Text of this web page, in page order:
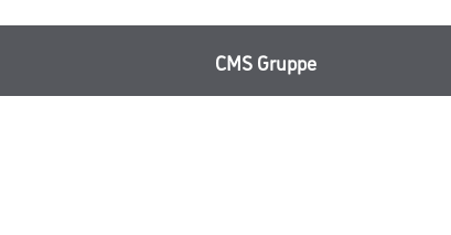
CMS Gruppe
Unternehmen